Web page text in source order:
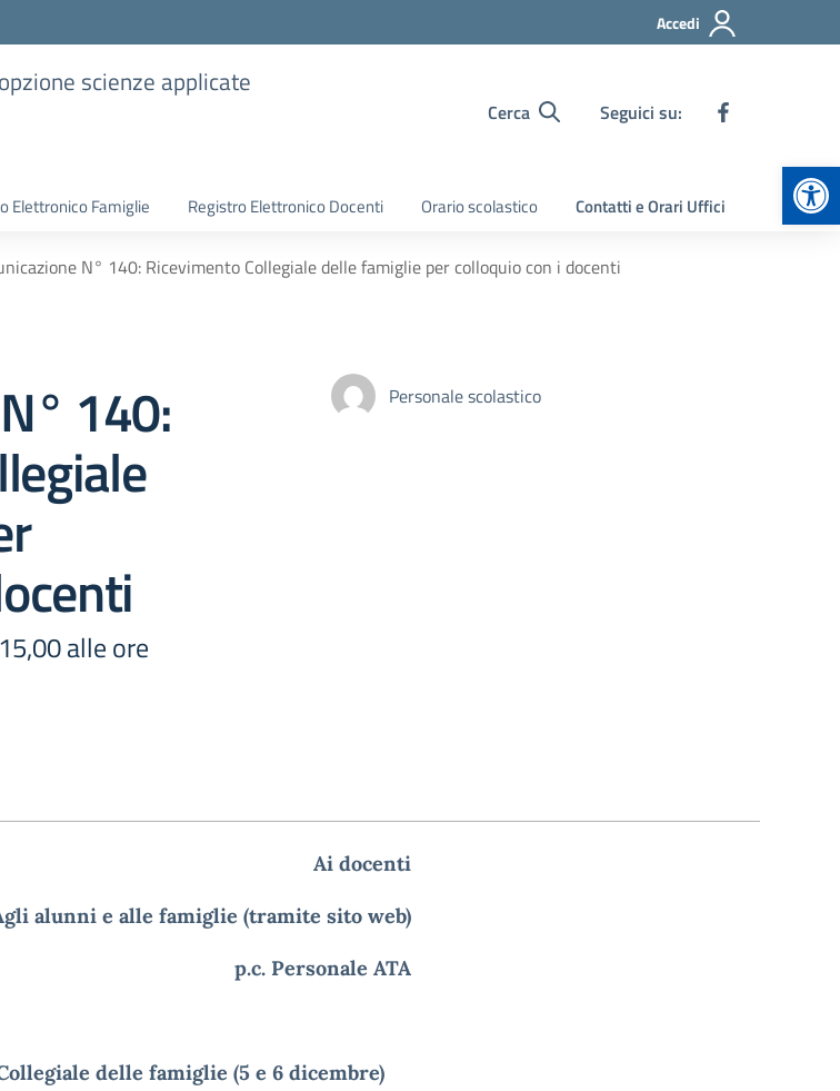
Accedi
scienze applicate
Cerca Seguici su:
Elettronico Famiglie Registro Elettronico Docenti Orario scolastico Contatti e Orari Uffici
N° 140: Ricevimento Collegiale delle famiglie per colloquio con i docenti
140:
alle ore
Personale scolastico
Ai docenti
alunni e alle famiglie (tramite sito web)
p.c. Personale ATA
delle famiglie (5 e 6 dicembre)